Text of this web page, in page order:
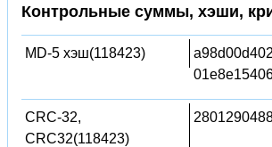
Контрольные суммы, хэши,
MD-5 хэш(118423)
CRC-32,
CRC32(118423)